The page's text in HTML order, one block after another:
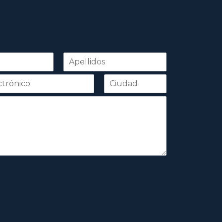
Apellidos